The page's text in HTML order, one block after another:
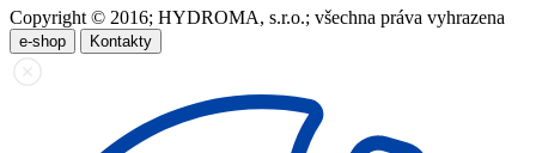
Copyright © 2016; HYDROMA, s.r.o.; všechna práva vyhrazena
e-shop Kontakty